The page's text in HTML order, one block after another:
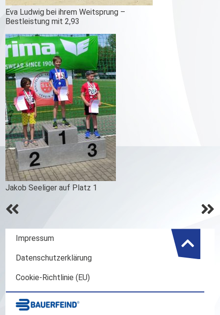
Eva Ludwig bei ihrem Weitsprung –
Bestleistung mit 2,93
Jakob Seeliger auf Platz 1
Beitrags-
Navigation
Impressum
Datenschutzerklärung
Cookie-Richtlinie (EU)